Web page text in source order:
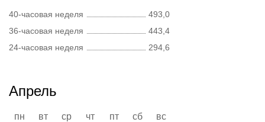
40-часовая неделя
493,0
36-часовая неделя
443,4
24-часовая неделя
294,6
Апрель
пн вт ср чт пт сб
вс